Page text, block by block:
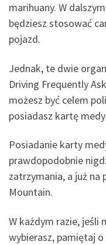
marihuany. W
będziesz stosować
pojazd.
Jednak, te dwie
Driving Frequently
możesz być celem
posiadasz kartę
Posiadanie karty
prawdopodobnie
zatrzymania, a już na
Mountain.
W każdym razie, jeśli
wybierasz, pamiętaj